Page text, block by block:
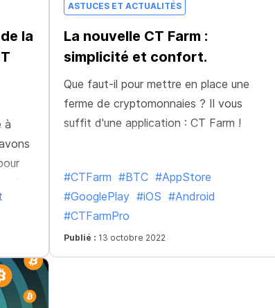
la
à
ASTUCES ET ACTUALITÉS
La nouvelle CT Farm :
simplicité et confort.
Que faut-il pour mettre en place une
ferme de cryptomonnaies ? Il vous
suffit d'une application : CT Farm !
#CTFarm #BTC #AppStore
#GooglePlay #iOS #Android
#CTFarmPro
Publié : 13 octobre 2022